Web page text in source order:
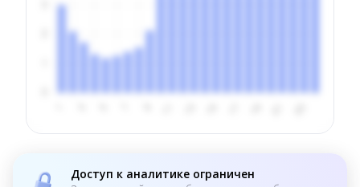
Доступ к аналитике ограничен